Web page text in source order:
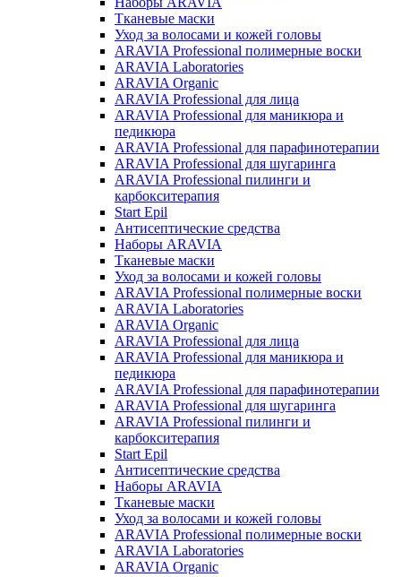
Тканевые маски
Уход за волосами и кожей головы
ARAVIA Professional полимерные воски
ARAVIA Laboratories
ARAVIA Organic
ARAVIA Professional для лица
ARAVIA Professional для маникюра и
педикюра
ARAVIA Professional для парафинотерапии
ARAVIA Professional для шугаринга
ARAVIA Professional пилинги и
карбокситерапия
Start Epil
Антисептические средства
Наборы ARAVIA
Тканевые маски
Уход за волосами и кожей головы
ARAVIA Professional полимерные воски
ARAVIA Laboratories
ARAVIA Organic
ARAVIA Professional для лица
ARAVIA Professional для маникюра и
педикюра
ARAVIA Professional для парафинотерапии
ARAVIA Professional для шугаринга
ARAVIA Professional пилинги и
карбокситерапия
Start Epil
Антисептические средства
Наборы ARAVIA
Тканевые маски
Уход за волосами и кожей головы
ARAVIA Professional полимерные воски
ARAVIA Laboratories
ARAVIA Organic